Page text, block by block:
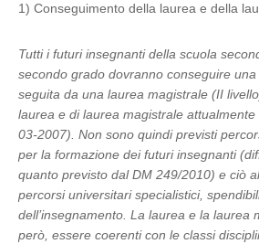
1) Conseguimento della laurea e della
Tutti i futuri insegnanti della scuola
secondo grado dovranno conseguire
seguita da una laurea magistrale (II
laurea e di laurea magistrale
03-2007). Non sono quindi previsti
per la formazione dei futuri insegnanti
quanto previsto dal DM 249/2010) e ciò
percorsi universitari specialistici,
dell’insegnamento. La laurea e la laurea
però, essere coerenti con le classi